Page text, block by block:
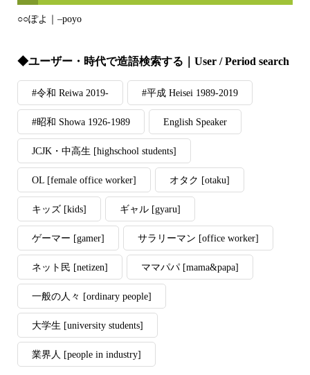
○○ぽよ｜–poyo
◆ユーザー・時代で造語検索する｜User / Period search
#令和 Reiwa 2019- #平成 Heisei 1989-2019
#昭和 Showa 1926-1989 English Speaker
JCJK・中高生 [highschool students]
OL [female office worker] オタク [otaku]
キッズ [kids] ギャル [gyaru]
ゲーマー [gamer] サラリーマン [office worker]
ネット民 [netizen] ママパパ [mama&papa]
一般の人々 [ordinary people]
大学生 [university students]
業界人 [people in industry]